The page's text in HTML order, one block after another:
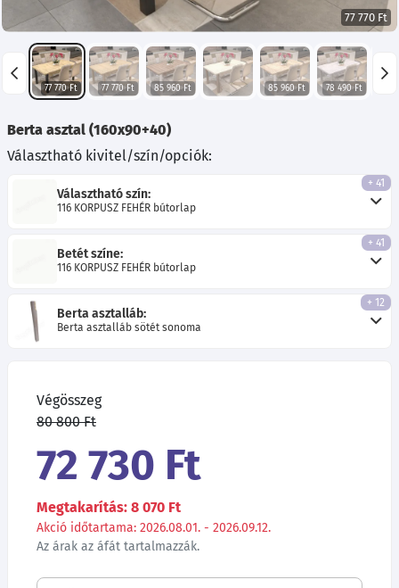
77 770 Ft
77 770 Ft 77 770 Ft 85 960 Ft 85 960 Ft 78 490 Ft
Berta asztal (160x90+40)
Választható kivitel/szín/opciók:
Választható szín:
116 KORPUSZ FEHÉR bútorlap
+ 41
Betét színe:
116 KORPUSZ FEHÉR bútorlap
+ 41
Berta asztalláb:
Berta asztalláb sötét sonoma
+ 12
Végösszeg
80 800 Ft
72 730 Ft
Megtakarítás: 8 070 Ft
Akció időtartama: 2026.08.01. - 2026.09.12.
Az árak az áfát tartalmazzák.